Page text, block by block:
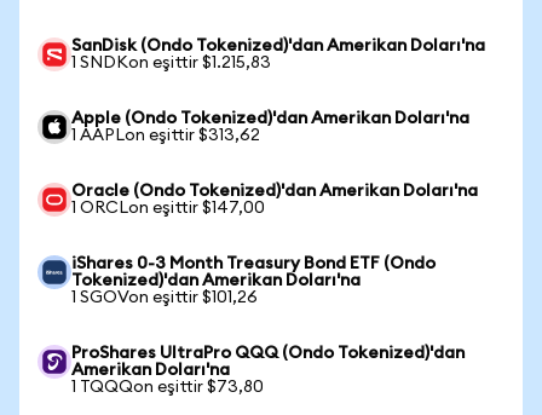
SanDisk (Ondo Tokenized)'dan Amerikan Doları'na
1 SNDKon eşittir $1.215,83
Apple (Ondo Tokenized)'dan Amerikan Doları'na
1 AAPLon eşittir $313,62
Oracle (Ondo Tokenized)'dan Amerikan Doları'na
1 ORCLon eşittir $147,00
iShares 0-3 Month Treasury Bond ETF (Ondo
Tokenized)'dan Amerikan Doları'na
1 SGOVon eşittir $101,26
ProShares UltraPro QQQ (Ondo Tokenized)'dan
Amerikan Doları'na
1 TQQQon eşittir $73,80